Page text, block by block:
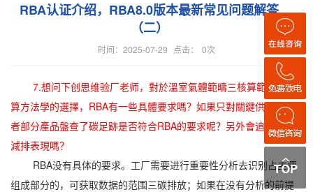
RBA认证介绍，RBA8.0版本最新常见问题解答
（二）
时间：2025-07-29 点击： 0次
7.想问下创思维验厂老师，對於溫室氣體範疇三核算範圍和計
算方法學的選擇，RBA有一些具體要求嗎？如果只對關鍵供應商或
者部分產品盤查了碳足跡是否符合RBA的要求呢？另外會追蹤逐年
減排表現嗎？
RBA没有具体的要求。工厂需要进行重要性分析去识别占主要
组成部分的，可获取数据的范围三碳排放；如果在没有分析的前提